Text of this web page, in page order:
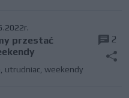
przestać
utrudniac, weekendy
2